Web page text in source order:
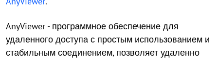
AnyViewer - программное обеспечение для
удаленного доступа с простым использованием и
стабильным соединением, позволяет удаленно